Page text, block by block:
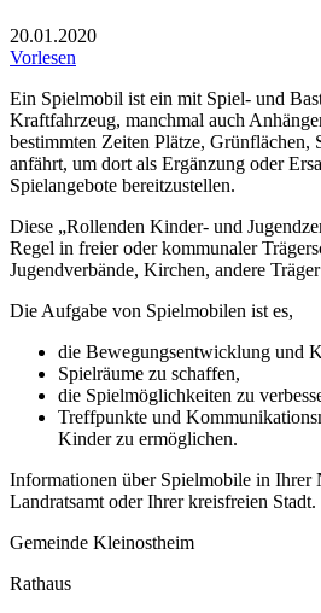
20.01.2020
Vorlesen
Ein Spielmobil ist ein mit Spiel- und
Kraftfahrzeug, manchmal auch
bestimmten Zeiten Plätze, Grünflächen,
anfährt, um dort als Ergänzung oder
Spielangebote bereitzustellen.
Diese „Rollenden Kinder- und
Regel in freier oder kommunaler
Jugendverbände, Kirchen, andere
Die Aufgabe von Spielmobilen ist es,
die Bewegungsentwicklung und
Spielräume zu schaffen,
die Spielmöglichkeiten zu
Treffpunkte und
Kinder zu ermöglichen.
Informationen über Spielmobile in Ihrer
Landratsamt oder Ihrer kreisfreien Stadt.
Gemeinde Kleinostheim
Rathaus